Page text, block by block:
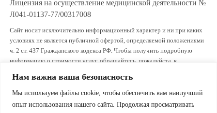
Нам важна ваша безопасность
Мы используем файлы cookie, чтобы обеспечить вам наилучший
опыт использования нашего сайта. Продолжая просматривать
Лицензия на осуществление медицинской деятельности №
Л041-01137-77/00317008
Сайт носит исключительно информационный характер и ни при каких
условиях не является публичной офертой, определяемой положениями
ч. 2 ст. 437 Гражданского кодекса РФ. Чтобы получить подробную
информацию о стоимости услуг, обращайтесь, пожалуйста, к
СПЕЦИАЛИСТОМ